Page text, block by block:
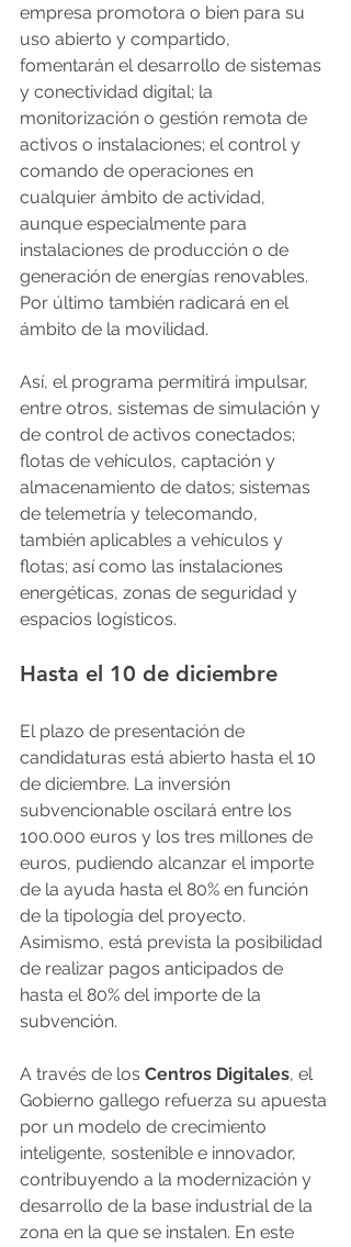
empresa promotora o bien para su
uso abierto y compartido,
fomentarán el desarrollo de sistemas
y conectividad digital; la
monitorización o gestión remota de
activos o instalaciones; el control y
comando de operaciones en
cualquier ámbito de actividad,
aunque especialmente para
instalaciones de producción o de
generación de energías renovables.
Por último también radicará en el
ámbito de la movilidad.
Así, el programa permitirá impulsar,
entre otros, sistemas de simulación y
de control de activos conectados;
flotas de vehículos, captación y
almacenamiento de datos; sistemas
de telemetría y telecomando,
también aplicables a vehículos y
flotas; así como las instalaciones
energéticas, zonas de seguridad y
espacios logísticos.
Hasta el 10 de diciembre
El plazo de presentación de
candidaturas está abierto hasta el 10
de diciembre. La inversión
subvencionable oscilará entre los
100.000 euros y los tres millones de
euros, pudiendo alcanzar el importe
de la ayuda hasta el 80% en función
de la tipología del proyecto.
Asimismo, está prevista la posibilidad
de realizar pagos anticipados de
hasta el 80% del importe de la
subvención.
A través de los Centros Digitales, el
Gobierno gallego refuerza su apuesta
por un modelo de crecimiento
inteligente, sostenible e innovador,
contribuyendo a la modernización y
desarrollo de la base industrial de la
zona en la que se instalen. En este